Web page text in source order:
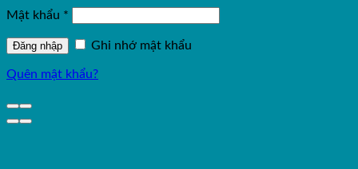
Mật khẩu *
Đăng nhập Ghi nhớ mật khẩu
Quên mật khẩu?